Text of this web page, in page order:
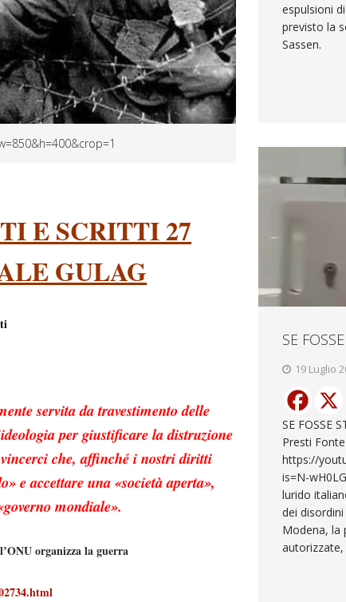
E SCRITTI 27
GULAG
servita da travestimento delle
per giustificare la distruzione
che, affinché i nostri diritti
e accettare una «società aperta»,
mondiale».
organizza la guerra
espulsioni
previsto la
Sassen.
SE
19 Luglio
SE FOSSE
Presti
https://
is=N-
lurido
dei
Modena, la
autorizzate,